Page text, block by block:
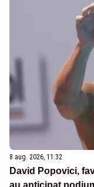
8 aug. 2026, 11:32
David Popovici,
au anticipat